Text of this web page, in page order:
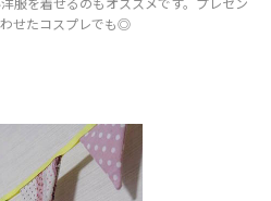
せたコスプレでも◎